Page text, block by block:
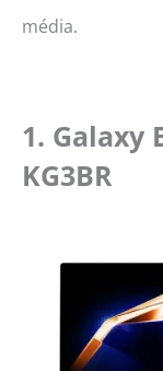
média.
1. Galaxy
KG3BR